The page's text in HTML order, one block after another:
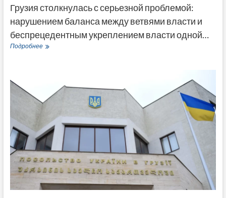
Грузия столкнулась с серьезной проблемой:
нарушением баланса между ветвями власти и
беспрецедентным укреплением власти одной…
Подробнее«Баланс
Грузии
нарушен»
Зурабишвили